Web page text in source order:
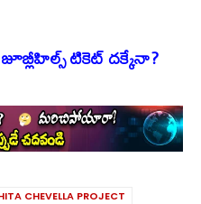
టికెట్ దక్కేనా?
CHEVELLA PROJECT